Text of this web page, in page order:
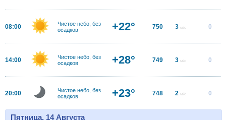
08:00
Чистое небо, без
осадков
+22° 750 3 м/с 0
14:00
Чистое небо, без
осадков
+28° 749 3 м/с 0
20:00
Чистое небо, без
осадков
+23° 748 2 м/с 0
Пятница, 14 Августа